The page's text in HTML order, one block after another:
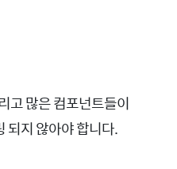
고 많은 컴포넌트들이
지 않아야 합니다.